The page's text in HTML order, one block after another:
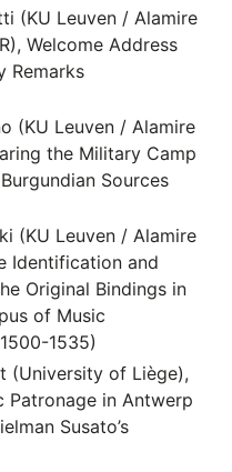
(KU Leuven / Alamire
Welcome Address
Remarks
(KU Leuven / Alamire
the Military Camp
Sources
(KU Leuven / Alamire
Identification and
Original Bindings in
of Music
1535)
(University of Liège),
Patronage in Antwerp
Susato’s